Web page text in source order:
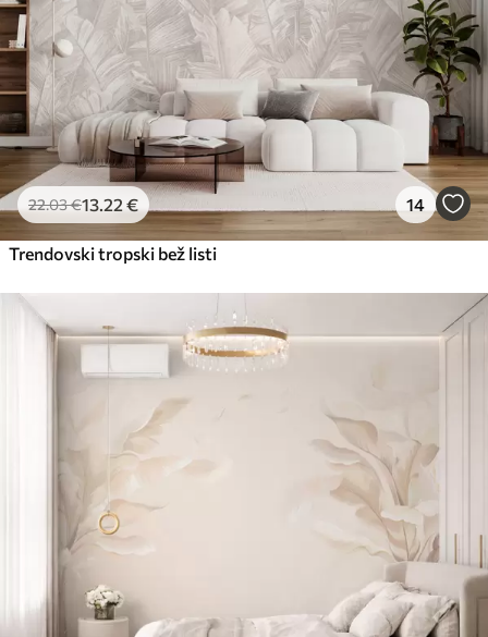
.00 39 €/m²
Peel and Stick
81 .67 49 .00€ /m²
22.03€13 .22 € 14
Trendovski tropski bež listi